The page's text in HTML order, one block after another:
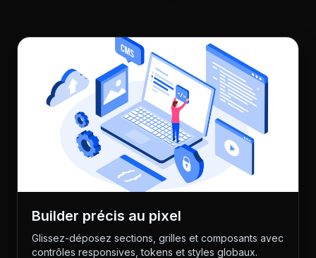
Builder précis au pixel
Glissez-déposez sections, grilles et composants avec
contrôles responsives, tokens et styles globaux.